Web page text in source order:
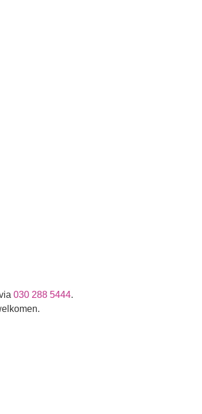
030 288 5444.